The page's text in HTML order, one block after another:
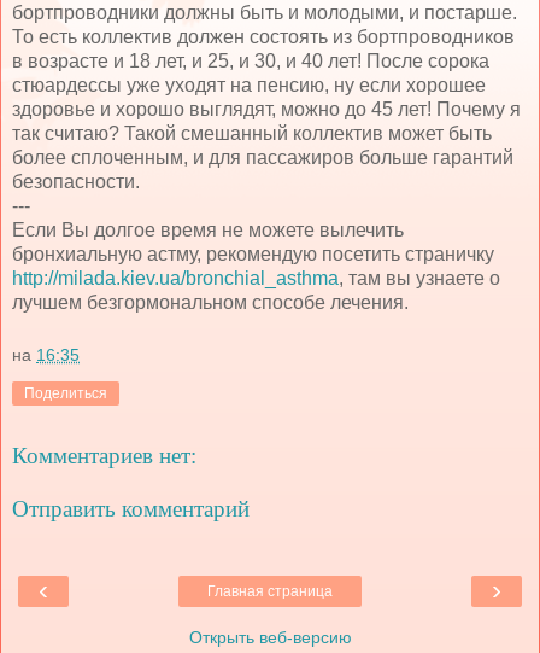
бортпроводники должны быть и молодыми, и постарше.
То есть коллектив должен состоять из бортпроводников
в возрасте и 18 лет, и 25, и 30, и 40 лет! После сорока
стюардессы уже уходят на пенсию, ну если хорошее
здоровье и хорошо выглядят, можно до 45 лет! Почему я
так считаю? Такой смешанный коллектив может быть
более сплоченным, и для пассажиров больше гарантий
безопасности.
---
Если Вы долгое время не можете вылечить
бронхиальную астму, рекомендую посетить страничку
http://milada.kiev.ua/bronchial_asthma, там вы узнаете о
лучшем безгормональном способе лечения.
на 16:35
Поделиться
Комментариев нет:
Отправить комментарий
‹ ›
Главная страница
Открыть веб-версию